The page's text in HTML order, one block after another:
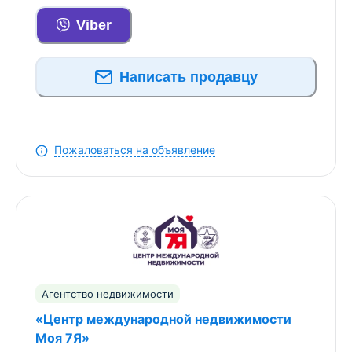
завершены в конце 2025 года. Вы получаете
абсолютно свежий интерьер в полностью
устоявшемся доме — лучшее сочетание
надёжности и новизны!
проверенная расчётом
- Фундамент и перекрытия: Основа — ленточный
фундамент повышенной надёжности. Монолитное
перекрытие второго этажа опирается на мощные
монолитные колонны, что гарантирует
абсолютную устойчивость и отсутствие вибраций
- «Тёплый контур»: Стены из газосиликатных
каменной ватой (80 мм) + внешняя отделка
фирменным клинкерным кирпичом. Полная
защита от холода, влаги и шума
Viber
Написать продавцу
Пожаловаться на объявление
Агентство недвижимости
«Центр международной недвижимости
Моя 7Я»